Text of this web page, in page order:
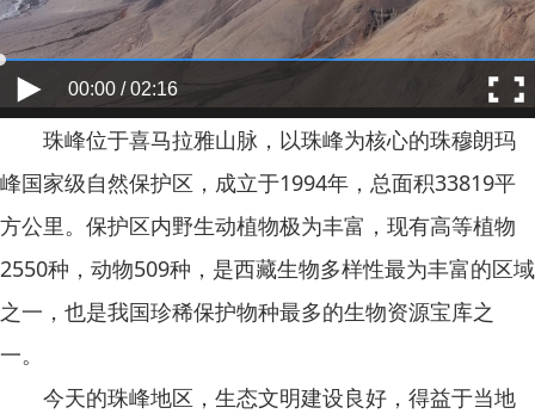
00:00 / 02:16
珠峰位于喜马拉雅山脉，以珠峰为核心的珠穆朗玛
峰国家级自然保护区，成立于1994年，总面积33819平
方公里。保护区内野生动植物极为丰富，现有高等植物
2550种，动物509种，是西藏生物多样性最为丰富的区域
之一，也是我国珍稀保护物种最多的生物资源宝库之
一。
今天的珠峰地区，生态文明建设良好，得益于当地